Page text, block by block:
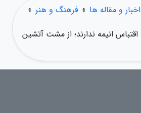
و مقاله ها » فرهنگ و هنر »
اقتباس انیمه ندارند؛ از مشت آتشین